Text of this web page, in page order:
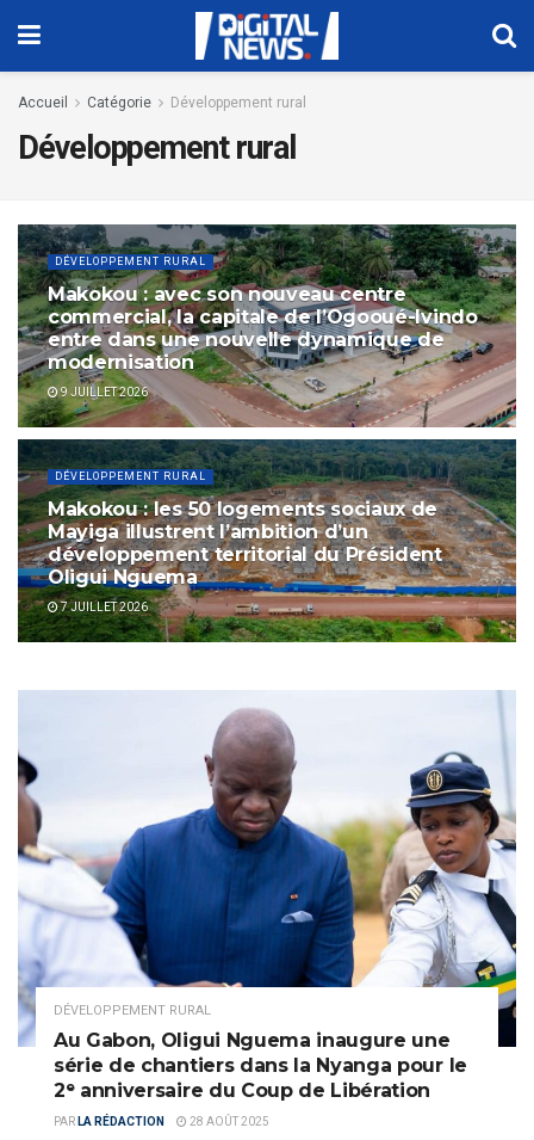
Accueil Catégorie Développement rural
Développement rural
DÉVELOPPEMENT RURAL
Makokou : avec son nouveau centre
commercial, la capitale de l’Ogooué-Ivindo
entre dans une nouvelle dynamique de
modernisation
9 JUILLET 2026
DÉVELOPPEMENT RURAL
Makokou : les 50 logements sociaux de
Mayiga illustrent l’ambition d’un
développement territorial du Président
Oligui Nguema
7 JUILLET 2026
DÉVELOPPEMENT RURAL
Au Gabon, Oligui Nguema inaugure une
série de chantiers dans la Nyanga pour le
2ᵉ anniversaire du Coup de Libération
PAR LA RÉDACTION 28 AOÛT 2025